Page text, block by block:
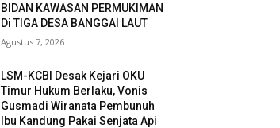
BIDAN KAWASAN PERMUKIMAN
Di TIGA DESA BANGGAI LAUT
Agustus 7, 2026
LSM-KCBI Desak Kejari OKU
Timur Hukum Berlaku, Vonis
Gusmadi Wiranata Pembunuh
Ibu Kandung Pakai Senjata Api